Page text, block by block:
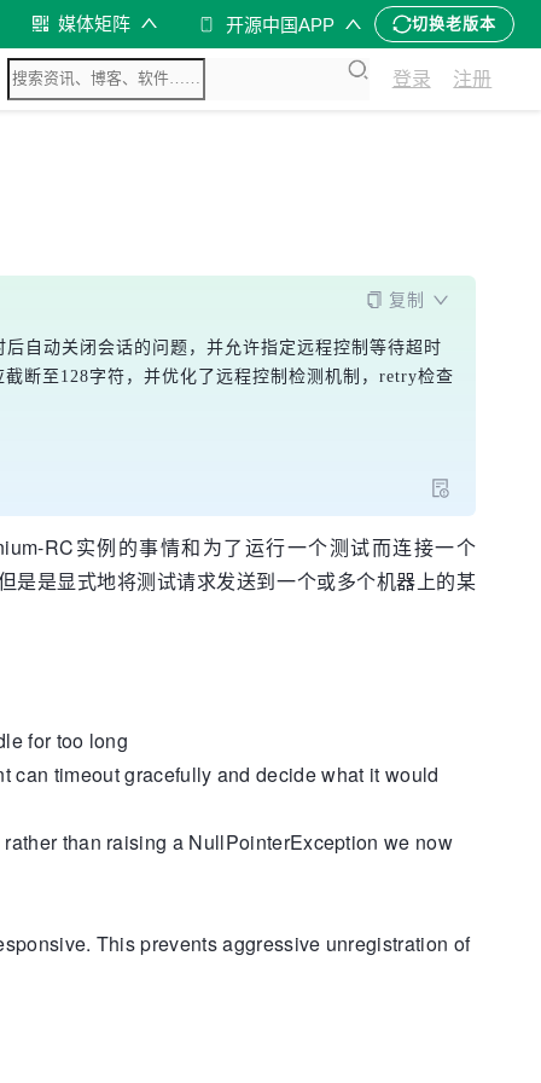
媒体矩阵 开源中国APP 切换老版本
登录 注册
复制
自动关闭会话的问题，并允许指定远程控制等待超时
断至128字符，并优化了远程控制检测机制，retry检查
RC实例的事情和为了运行一个测试而连接一个
是显式地将测试请求发送到一个或多个机器上的某
for too long
can timeout gracefully and decide what it would
than raising a NullPointerException we now
This prevents aggressive unregistration of